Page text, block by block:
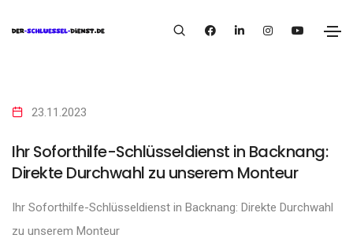
23.11.2023
Ihr Soforthilfe-Schlüsseldienst in Backnang:
Direkte Durchwahl zu unserem Monteur
Ihr Soforthilfe-Schlüsseldienst in Backnang: Direkte Durchwahl
zu unserem Monteur